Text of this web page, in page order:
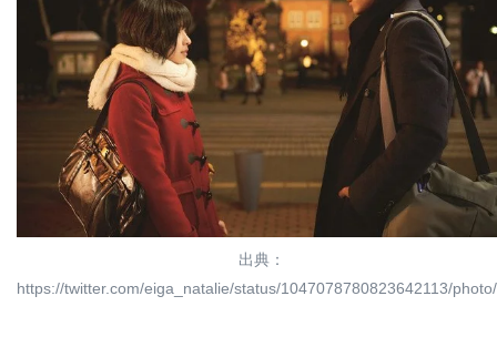
出典：
https://twitter.com/eiga_natalie/status/1047078780823642113/